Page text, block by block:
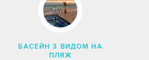
ШУКАТИ
БАСЕЙН З ВИДОМ НА
ПЛЯЖ